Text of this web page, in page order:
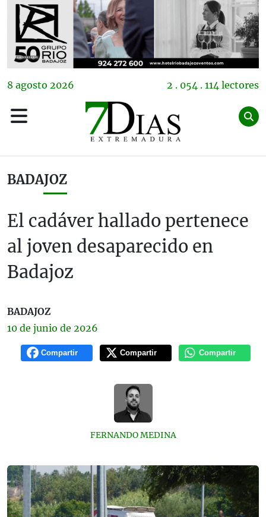
8 agosto 2026 2 . 054 . 114 lectores
BADAJOZ
El cadáver hallado pertenece
al joven desaparecido en
Badajoz
BADAJOZ
10 de junio de 2026
Compartir Compartir Compartir
FERNANDO MEDINA